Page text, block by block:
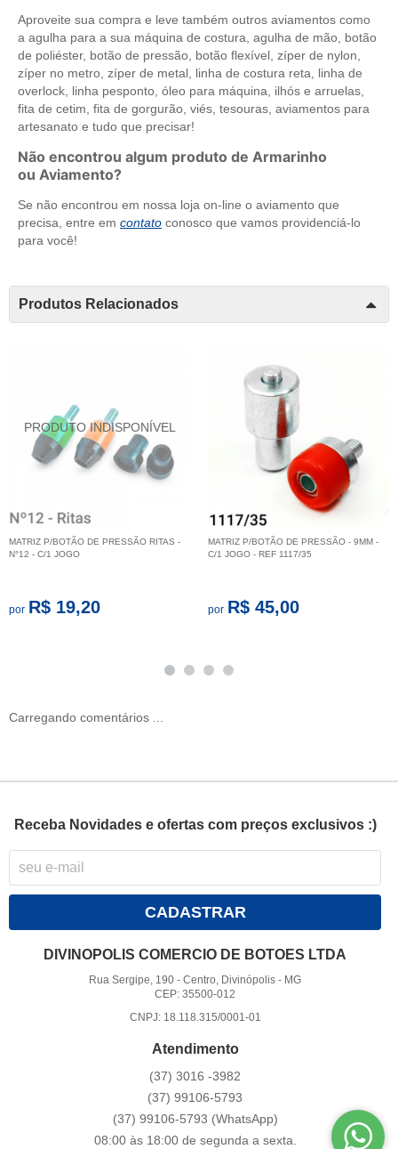
Aproveite sua compra e leve também outros aviamentos como
a agulha para a sua máquina de costura, agulha de mão, botão
de poliéster, botão de pressão, botão flexível, zíper de nylon,
zíper no metro, zíper de metal, linha de costura reta, linha de
overlock, linha pesponto, óleo para máquina, ilhós e arruelas,
fita de cetim, fita de gorgurão, viés, tesouras, aviamentos para
artesanato e tudo que precisar!
Não encontrou algum produto de Armarinho
ou Aviamento?
Se não encontrou em nossa loja on-line o aviamento que
precisa, entre em contato conosco que vamos providenciá-lo
para você!
Produtos Relacionados
MATRIZ P/BOTÃO DE PRESSÃO RITAS -
N°12 - C/1 JOGO
por R$ 19,20
MATRIZ P/BOTÃO DE PRESSÃO - 9MM -
C/1 JOGO - REF 1117/35
por R$ 45,00
Carregando comentários ...
Receba Novidades e ofertas com preços exclusivos :)
CADASTRAR
DIVINOPOLIS COMERCIO DE BOTOES LTDA
Rua Sergipe, 190 -Centro, Divinópolis - MG
CEP: 35500-012
CNPJ: 18.118.315/0001-01
Atendimento
(37) 3016 -3982
(37) 99106-5793
(37) 99106-5793 (WhatsApp)
08:00 às 18:00 de segunda a sexta.